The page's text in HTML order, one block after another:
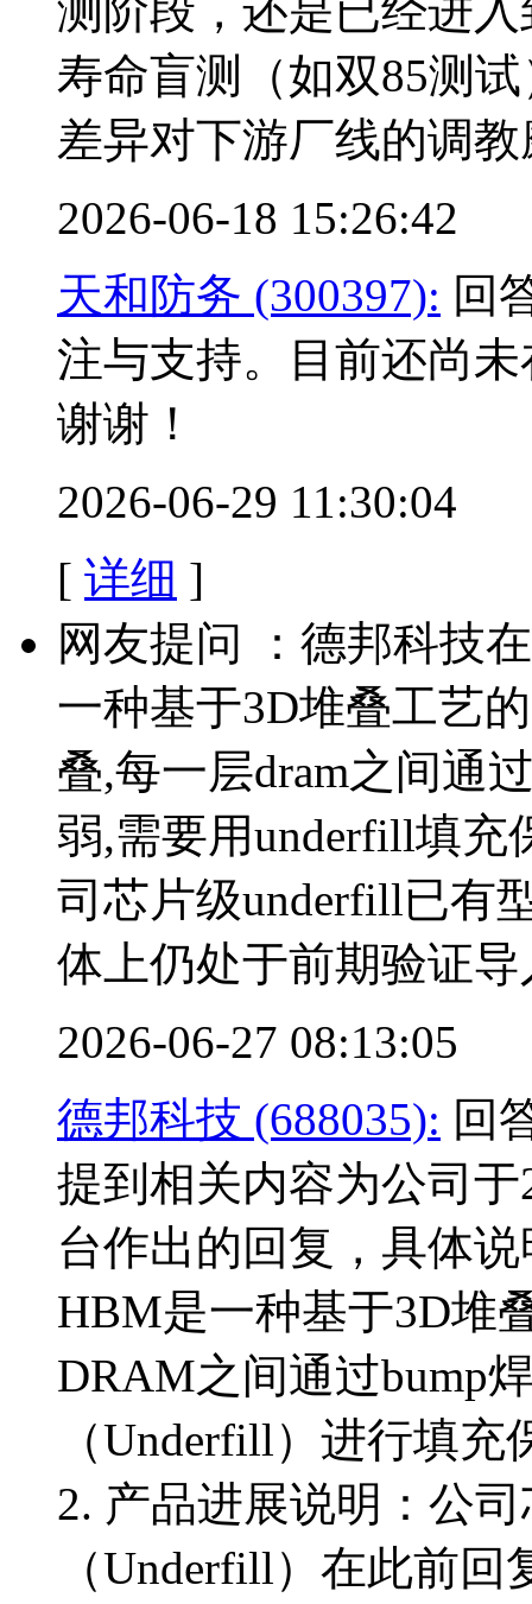
测阶段，还是已经进
寿命盲测（如双85测
差异对下游厂线的调
2026-06-18 15:26:42
天和防务 (300397): 回
注与支持。目前还尚
谢谢！
2026-06-29 11:30:04
[ 详细 ]
网友提问 ：德邦科技
一种基于3D堆叠工艺
叠,每一层dram之间通
弱,需要用underfill填充
司芯片级underfill已有
体上仍处于前期验证
2026-06-27 08:13:05
德邦科技 (688035): 回
提到相关内容为公司
台作出的回复，具体
HBM是一种基于3D堆
DRAM之间通过bump
（Underfill）进行填
2. 产品进展说明：公
（Underfill）在此前